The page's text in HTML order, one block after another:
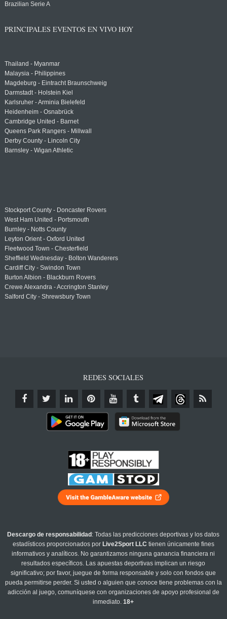
Brazilian Serie A
PRINCIPALES EVENTOS EN VIVO HOY
Thailand - Myanmar
Malaysia - Philippines
Magdeburg - Eintracht Braunschweig
Darmstadt - Holstein Kiel
Karlsruher - Arminia Bielefeld
Heidenheim - Osnabrück
Cambridge United - Barnet
Queens Park Rangers - Millwall
Derby County - Lincoln City
Barnsley - Wigan Athletic
Stockport County - Doncaster Rovers
West Ham United - Portsmouth
Burnley - Notts County
Leyton Orient - Oxford United
Fleetwood Town - Chesterfield
Sheffield Wednesday - Bolton Wanderers
Cardiff City - Swindon Town
Burton Albion - Blackburn Rovers
Crewe Alexandra - Accrington Stanley
Salford City - Shrewsbury Town
REDES SOCIALES
Descargo de responsabilidad : Todas las predicciones deportivas y los datos
estadísticos proporcionados por Live2Sport LLC tienen únicamente fines
informativos y analíticos. No garantizamos ninguna ganancia financiera ni
resultados específicos. Las apuestas deportivas implican un riesgo
significativo; por favor, juegue de forma responsable y solo con fondos que
pueda permitirse perder. Si usted o alguien que conoce tiene problemas con la
adicción al juego, comuníquese con organizaciones de apoyo profesional de
inmediato.18+